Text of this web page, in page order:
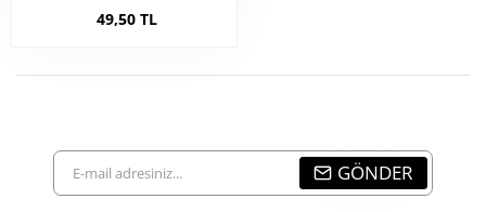
49,50 TL
E-
mail
GÖNDER